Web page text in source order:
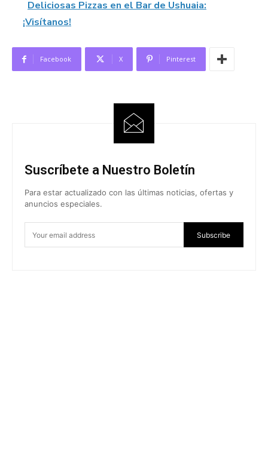
Deliciosas Pizzas en el Bar de Ushuaia:
¡Visítanos!
Facebook X Pinterest
Suscríbete a Nuestro Boletín
Para estar actualizado con las últimas noticias, ofertas y
anuncios especiales.
Subscribe